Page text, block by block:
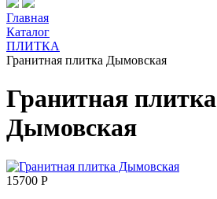
Главная
Каталог
ПЛИТКА
Гранитная плитка Дымовская
Гранитная плитка
Дымовская
15700 Р